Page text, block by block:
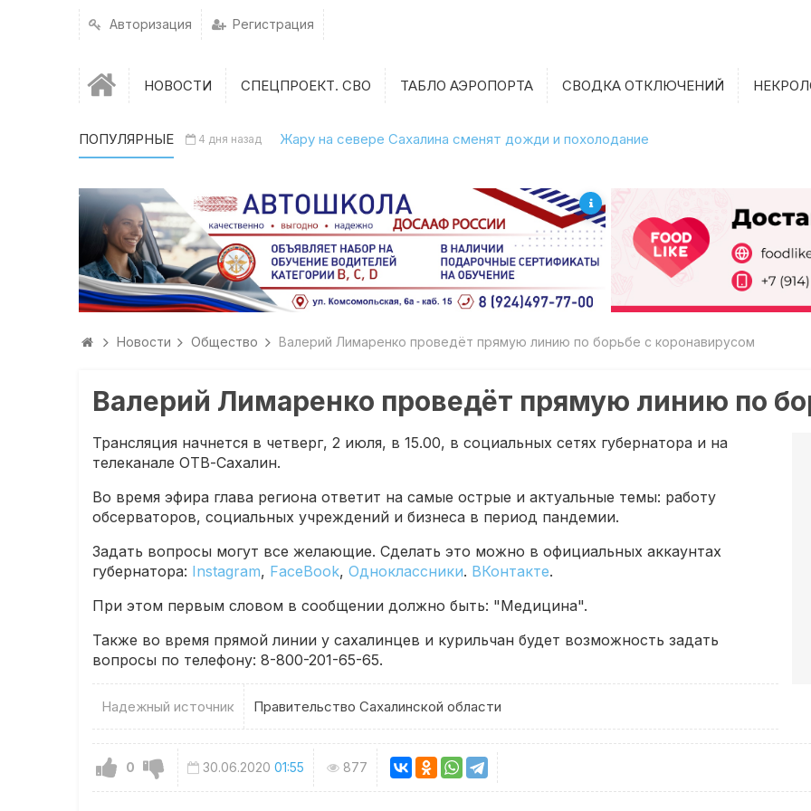
Авторизация Регистрация
НОВОСТИ СПЕЦПРОЕКТ. СВО ТАБЛО АЭРОПОРТА СВОДКА ОТКЛЮЧЕНИЙ
ПОПУЛЯРНЫЕ 4 дня назад Жару на севере Сахалина сменят дожди и похолодание
Новости Общество Валерий Лимаренко проведёт прямую линию по борьбе с коронавирусом
Валерий Лимаренко проведёт прямую линию по
Трансляция начнется в четверг, 2 июля, в 15.00, в социальных сетях губернатора и на
телеканале ОТВ-Сахалин.
Во время эфира глава региона ответит на самые острые и актуальные темы: работу
обсерваторов, социальных учреждений и бизнеса в период пандемии.
Задать вопросы могут все желающие. Сделать это можно в официальных аккаунтах
губернатора: Instagram, FaceBook,Одноклассники. ВКонтакте.
При этом первым словом в сообщении должно быть: "Медицина".
Также во время прямой линии у сахалинцев и курильчан будет возможность задать
вопросы по телефону: 8-800-201-65-65.
Надежный источник Правительство Сахалинской области
0 30.06.2020 01:55 877